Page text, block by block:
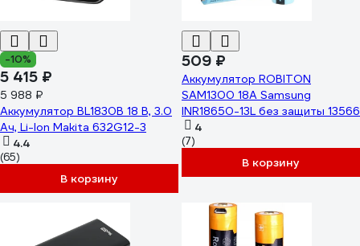
-10%
5 415 ₽
5 988 ₽
Аккумулятор BL1830B 18 В, 3.0
Ач, Li-Ion Makita 632G12-3
4.4
(65)
В корзину
509 ₽
Аккумулятор ROBITON
SAM1300 18А Samsung
INR18650-13L без защиты 13566
4
(7)
В корзину